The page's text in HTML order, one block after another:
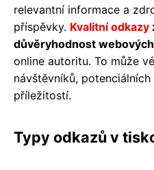
relevantní informace a
příspěvky. Kvalitní odkazy
důvěryhodnost
online autoritu. To může
návštěvníků,
příležitostí.
Typy odkazů v